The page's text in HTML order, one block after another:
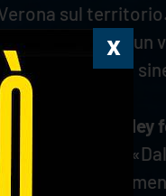
sul
è un
importante
si terrà “Volley
veronese
.
in un